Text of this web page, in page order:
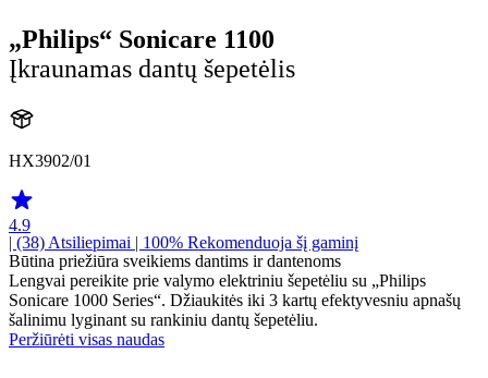
„Philips“ Sonicare 1100
Įkraunamas dantų šepetėlis
HX3902/01
4.9
| (38) Atsiliepimai | 100% Rekomenduoja šį gaminį
Būtina priežiūra sveikiems dantims ir dantenoms
Lengvai pereikite prie valymo elektriniu šepetėliu su „Philips
Sonicare 1000 Series“. Džiaukitės iki 3 kartų efektyvesniu apnašų
šalinimu lyginant su rankiniu dantų šepetėliu.
Peržiūrėti visas naudas